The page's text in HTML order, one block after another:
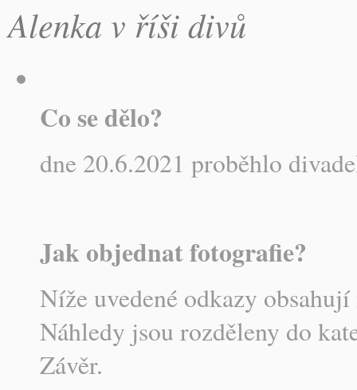
Alenka v říši divů
Co se dělo?
dne 20.6.2021 proběhlo
Jak objednat fotografie?
Níže uvedené odkazy
Náhledy jsou rozděleny do
Závěr.